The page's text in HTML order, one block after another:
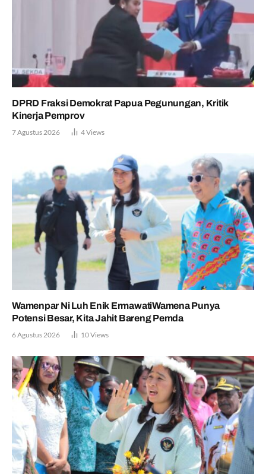
DPRD Fraksi Demokrat Papua Pegunungan, Kritik
Kinerja Pemprov
7 Agustus 2026 4Views
Wamenpar Ni Luh Enik ErmawatiWamena Punya
Potensi Besar, Kita Jahit Bareng Pemda
6 Agustus 2026 10Views